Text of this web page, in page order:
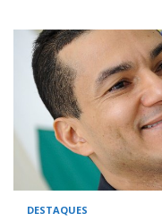
DESTAQUES